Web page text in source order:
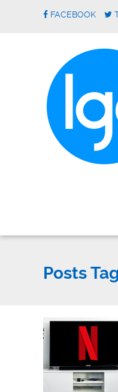
FACEBOOK
Posts